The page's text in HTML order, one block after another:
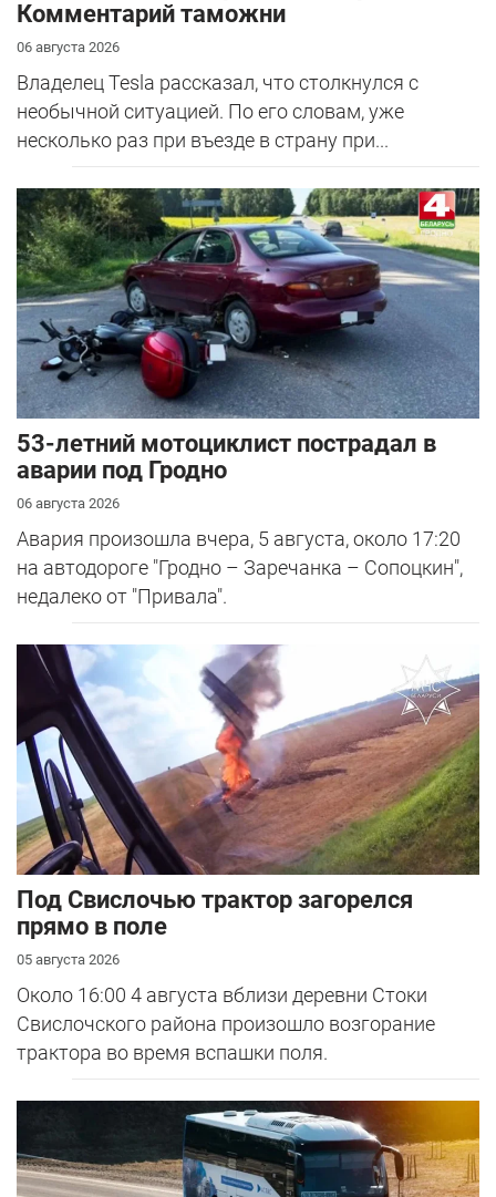
Комментарий таможни
06 августа 2026
Владелец Tesla рассказал, что столкнулся с
необычной ситуацией. По его словам, уже
несколько раз при въезде в страну при...
53-летний мотоциклист пострадал в
аварии под Гродно
06 августа 2026
Авария произошла вчера, 5 августа, около 17:20
на автодороге "Гродно – Заречанка – Сопоцкин",
недалеко от "Привала".
Под Свислочью трактор загорелся
прямо в поле
05 августа 2026
Около 16:00 4 августа вблизи деревни Стоки
Свислочского района произошло возгорание
трактора во время вспашки поля.